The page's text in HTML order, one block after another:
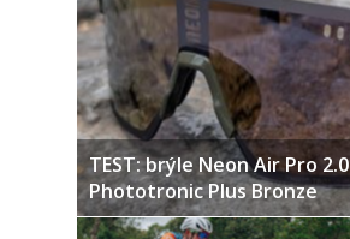
TEST: brýle Neon Air Pro 2.0
Phototronic Plus Bronze